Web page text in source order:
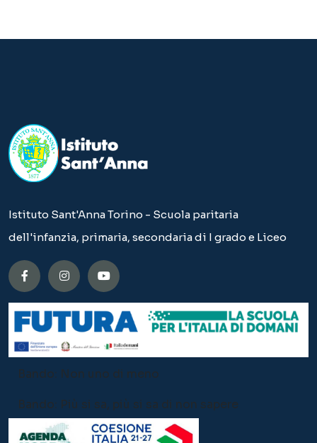
Istituto Sant'Anna Torino - Scuola paritaria
dell'infanzia, primaria, secondaria di I grado e Liceo
Bando: Non uno di meno
Bando: Più si sa, più si sa di non sapere